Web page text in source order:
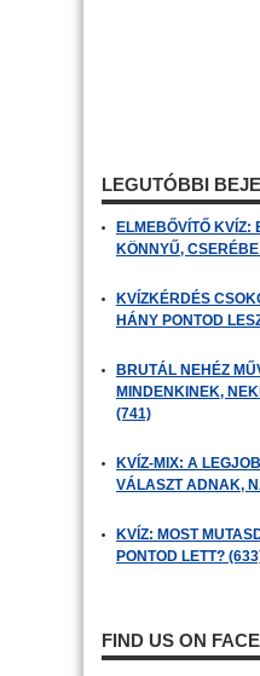
LEGUTÓBBI
ELMEBŐVÍTŐ KVÍZ:
KÖNNYŰ,
KVÍZKÉRDÉS
HÁNY PONTOD
BRUTÁL NEHÉZ
MINDENKINEK,
(741)
KVÍZ-MIX: A
VÁLASZT ADNAK,
KVÍZ: MOST
PONTOD LETT?
FIND US ON